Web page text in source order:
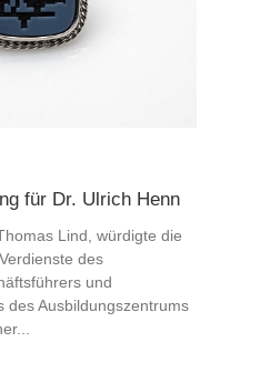
für Dr. Ulrich Henn
Lind, würdigte die
des
und
des Ausbildungszentrums